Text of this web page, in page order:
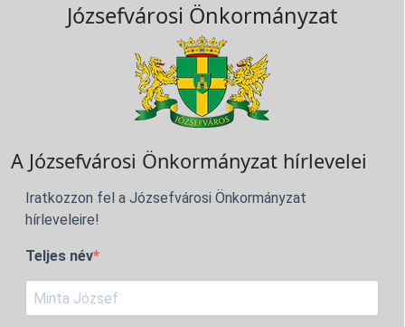
Józsefvárosi Önkormányzat
A Józsefvárosi Önkormányzat hírlevelei
Iratkozzon fel a Józsefvárosi Önkormányzat
hírleveleire!
Teljes név